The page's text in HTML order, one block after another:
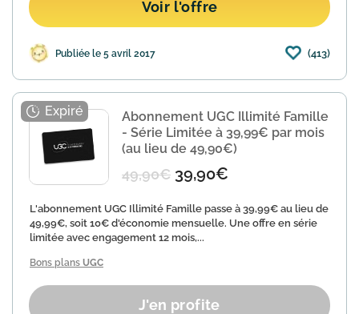
Voir l'offre
Publiée le 5 avril 2017 (413)
Abonnement UGC Illimité Famille
- Série Limitée à 39,99€ par mois
(au lieu de 49,90€)
49,90€ 39,90€
L'abonnement UGC Illimité Famille passe à 39,99€ au lieu de
49,99€, soit 10€ d'économie mensuelle. Une offre en série
limitée avec engagement 12 mois,...
Bons plans UGC
J'en profite